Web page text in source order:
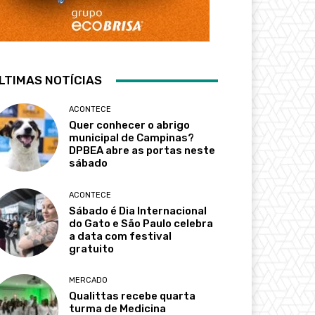
NOTÍCIAS
ACONTECE
Quer conhecer o abrigo
municipal de Campinas?
DPBEA abre as portas neste
sábado
ACONTECE
Sábado é Dia Internacional
do Gato e São Paulo celebra
a data com festival
gratuito
MERCADO
Qualittas recebe quarta
turma de Medicina